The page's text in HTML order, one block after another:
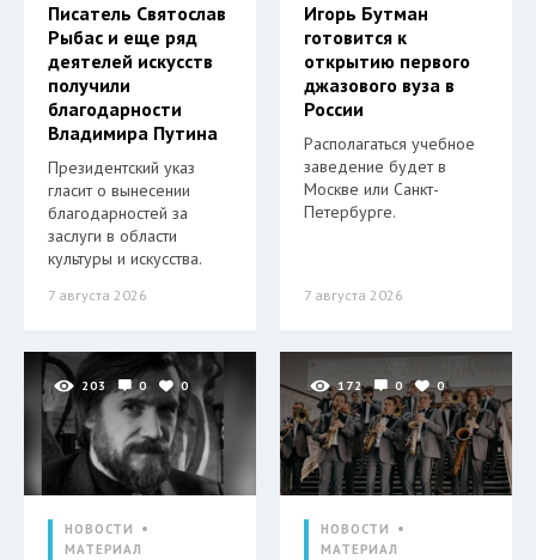
Писатель Святослав
Рыбас и еще ряд
деятелей искусств
получили
благодарности
Владимира Путина
Президентский указ
гласит о вынесении
благодарностей за
заслуги в области
культуры и искусства.
7 августа 2026
Игорь Бутман
готовится к
открытию первого
джазового вуза в
России
Располагаться учебное
заведение будет в
Москве или Санкт-
Петербурге.
7 августа 2026
203 0 0
НОВОСТИ
МАТЕРИАЛ
172 0 0
НОВОСТИ
МАТЕРИАЛ